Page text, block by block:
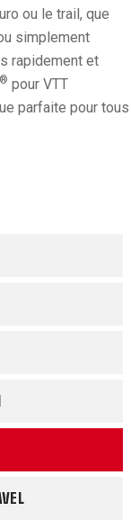
ou le trail, que
simplement
rapidement et
® pour VTT
parfaite pour tous